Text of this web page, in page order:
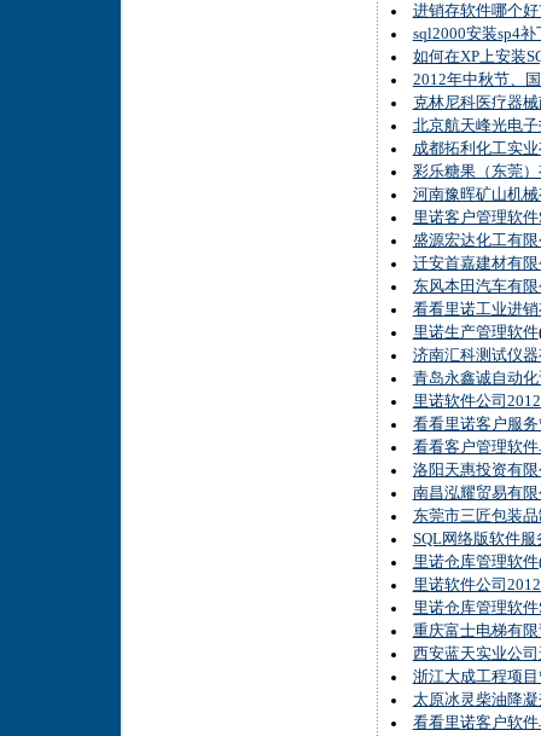
进销存软件哪个好
sql2000安装sp4
如何在XP上安装
2012年中秋节、
克林尼科医疗器
北京航天峰光电
成都拓利化工实
彩乐糖果（东莞
河南豫晖矿山机
里诺客户管理软
盛源宏达化工有
迁安首嘉建材有
东风本田汽车有
看看里诺工业进
里诺生产管理软件
济南汇科测试仪
青岛永鑫诚自动
里诺软件公司
看看里诺客户服
看看客户管理软
洛阳天惠投资有
南昌泓耀贸易有
东莞市三匠包装
SQL网络版软件
里诺仓库管理软
里诺软件公司
里诺仓库管理软
重庆富士电梯有
西安蓝天实业公
浙江大成工程项
太原冰灵柴油降
看看里诺客户软